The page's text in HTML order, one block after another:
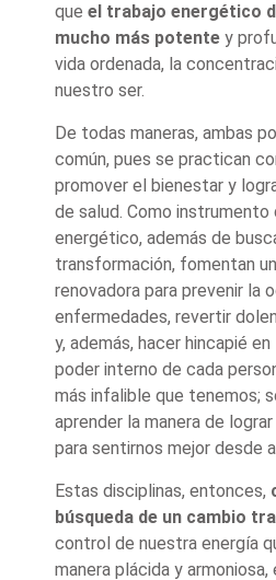
que el trabajo energético
mucho más potente y
vida ordenada, la
nuestro ser.
De todas maneras, ambas
común, pues se practican
promover el bienestar y
de salud. Como instrumento
energético, además de
transformación, fomentan
renovadora para prevenir la
enfermedades, revertir
y, además, hacer hincapié
poder interno de cada
más infalible que tenemos;
aprender la manera de
para sentirnos mejor desde
Estas disciplinas, entonces,
búsqueda de un cambio
control de nuestra energía
manera plácida y armoniosa,